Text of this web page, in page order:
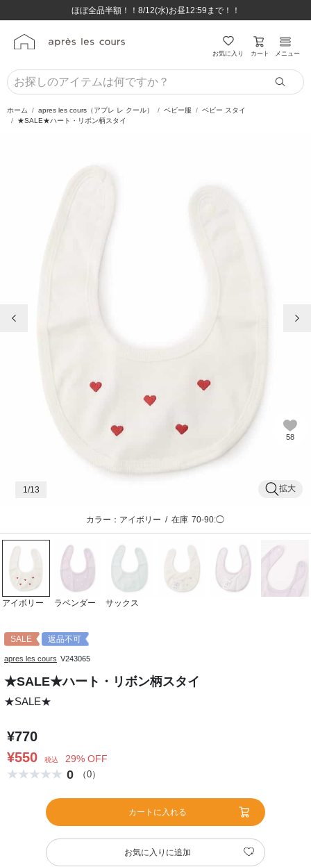
8,800円(税込)以上のお買い物で送料無料♪
ほぼ全品半額！！8/12(水)お昼12:59まで！！
8,800円(税込)以上のお買い物で送料無料♪
ほぼ全品半額！！8/12(水)お昼12:59まで！！
お気に入り カート メニュー
ホーム apres les cours（アプレ レ クール） ベビー服
ベビー スタイ
★SALE★ハート・リボン柄スタイ
58
拡大
1 /13
カラー：アイボリー / 在庫 70-90:◯
アイボリー ラベンダー サックス
SALE 返品不可
apres les cours V243065
★SALE★ハート・リボン柄スタイ
★SALE★
¥770
¥550
税込 29% OFF
0 （0）
カートに入れる
お気に入りに追加